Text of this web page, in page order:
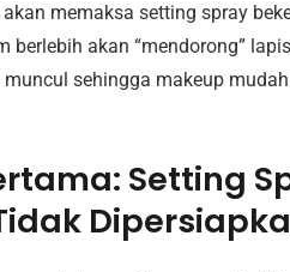
memaksa setting spray
berlebih akan “mendorong”
sehingga makeup
Setting